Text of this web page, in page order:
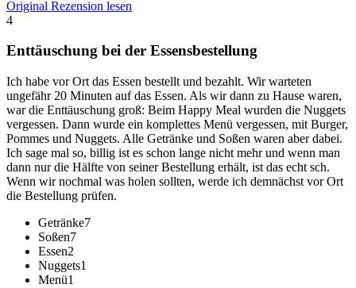
Original Rezension lesen
4
Enttäuschung bei der Essensbestellung
Ich habe vor Ort das Essen bestellt und bezahlt. Wir warteten
ungefähr 20 Minuten auf das Essen. Als wir dann zu Hause waren,
war die Enttäuschung groß: Beim Happy Meal wurden die Nuggets
vergessen. Dann wurde ein komplettes Menü vergessen, mit Burger,
Pommes und Nuggets. Alle Getränke und Soßen waren aber dabei.
Ich sage mal so, billig ist es schon lange nicht mehr und wenn man
dann nur die Hälfte von seiner Bestellung erhält, ist das echt sch.
Wenn wir nochmal was holen sollten, werde ich demnächst vor Ort
die Bestellung prüfen.
Getränke7
Soßen7
Essen2
Nuggets1
Menü1